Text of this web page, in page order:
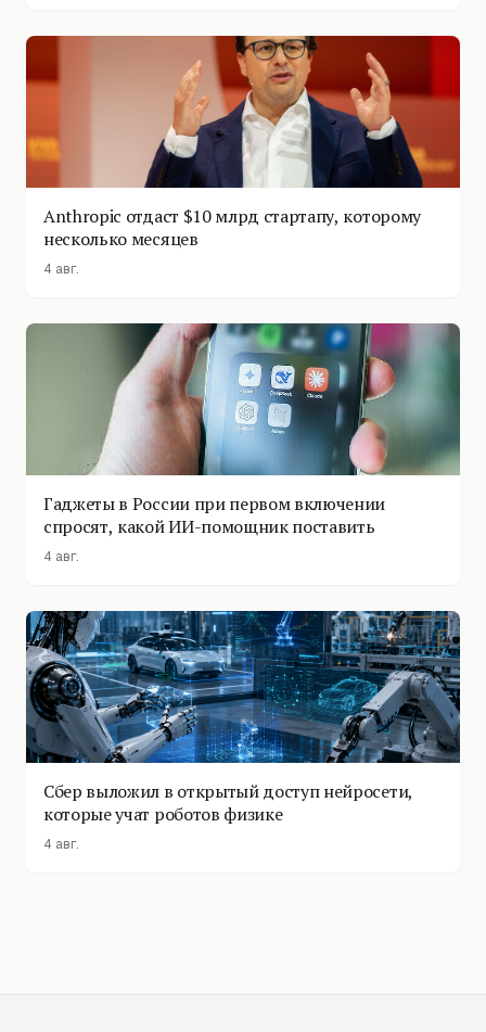
Anthropic отдаст $10 млрд стартапу, которому
несколько месяцев
4 авг.
Гаджеты в России при первом включении
спросят, какой ИИ-помощник поставить
4 авг.
Сбер выложил в открытый доступ нейросети,
которые учат роботов физике
4 авг.